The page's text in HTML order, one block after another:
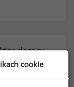
dozoru
cookie